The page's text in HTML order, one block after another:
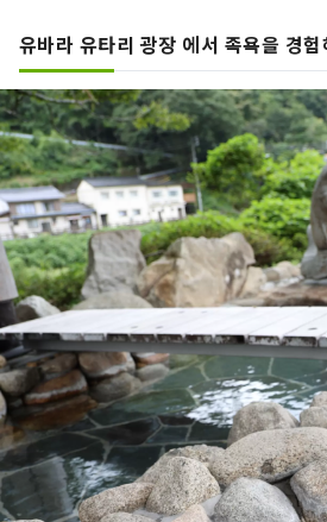
유바라 유타리 광장 에서 족욕을 경